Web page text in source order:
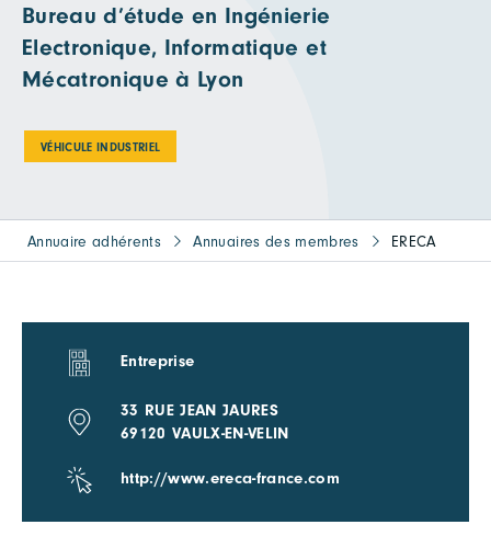
Bureau d’étude en Ingénierie
Electronique, Informatique et
Mécatronique à Lyon
VÉHICULE INDUSTRIEL
Annuaire adhérents Annuaires des membres ERECA
Entreprise
33 RUE JEAN JAURES
69120 VAULX-EN-VELIN
http://www.ereca-france.com